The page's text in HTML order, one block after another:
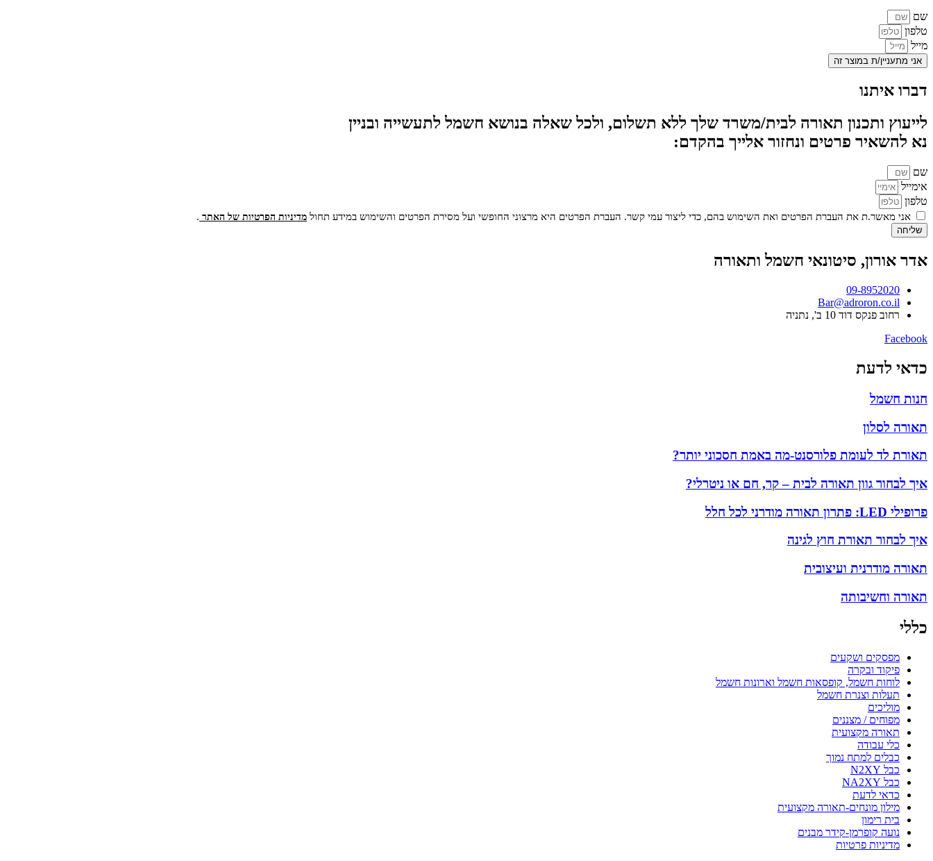
שם
טלפון
מייל
אני מתעניין/ת במוצר זה
דברו איתנו
לייעוץ ותכנון תאורה לבית/משרד שלך ללא תשלום, ולכל שאלה בנושא חשמל לתעשייה ובניין
נא להשאיר פרטים ונחזור אלייך בהקדם:
שם
אימייל
טלפון
אני מאשר.ת את העברת הפרטים ואת השימוש בהם, כדי ליצור עמי קשר. העברת הפרטים היא מרצוני החופשי ועל מסירת הפרטים והשימוש במידע תחול מדיניות הפרטיות של האתר .
שליחה
אדר אורון, סיטונאי חשמל ותאורה
09-8952020
Bar@adroron.co.il
רחוב פנקס דוד 10 ב', נתניה
Facebook
כדאי לדעת
חנות חשמל
תאורה לסלון
תאורת לד לעומת פלורסנט-מה באמת חסכוני יותר?
איך לבחור גוון תאורה לבית – קר, חם או ניטרלי?
פרופילי LED: פתרון תאורה מודרני לכל חלל
איך לבחור תאורת חוץ לגינה
תאורה מודרנית ועיצובית
תאורה וחשיבותה
כללי
מפסקים ושקעים
פיקוד ובקרה
לוחות חשמל, קופסאות חשמל וארונות חשמל
תעלות וצנרת חשמל
מוליכים
מפוחים / מצננים
תאורה מקצועית
כלי עבודה
כבלים למתח נמוך
כבל N2XY
כבל NA2XY
כדאי לדעת
מילון מונחים-תאורה מקצועית
בית רימון
נועה קופרמן-קידר מבנים
מדיניות פרטיות